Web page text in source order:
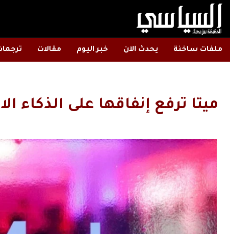
ملفات ساخنة يحدث الآن خبر اليوم مقالات
ميتا ترفع إنفاقها على